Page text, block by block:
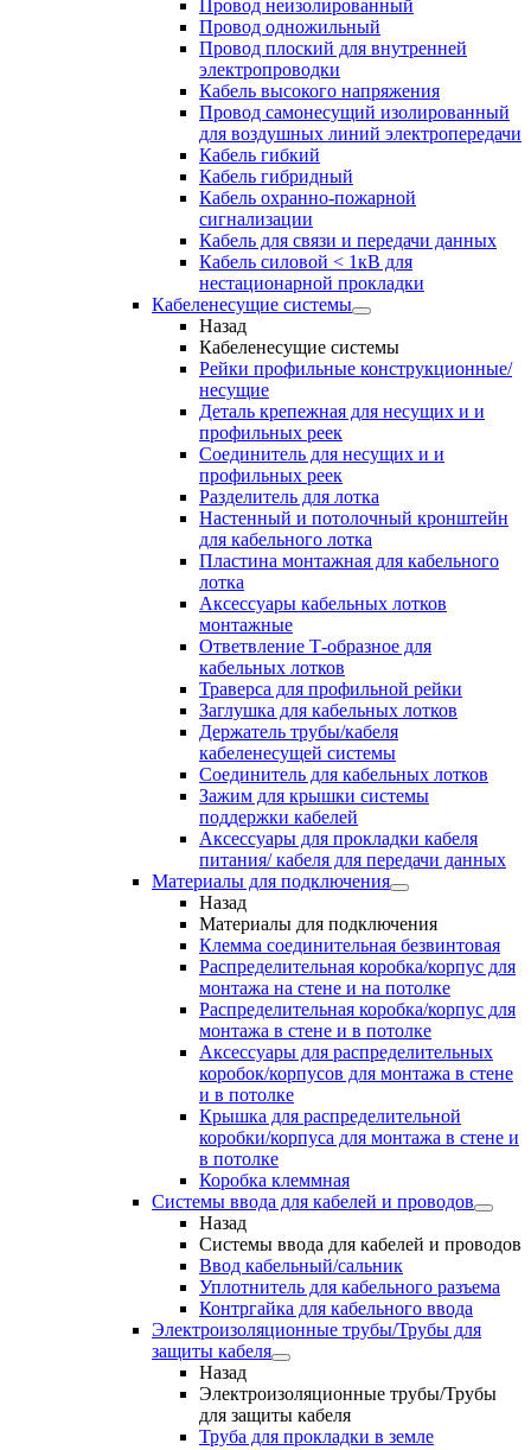
Провод неизолированный
Провод одножильный
Провод плоский для внутренней
электропроводки
Кабель высокого напряжения
Провод самонесущий изолированный
для воздушных линий электропередачи
Кабель гибкий
Кабель гибридный
Кабель охранно-пожарной
сигнализации
Кабель для связи и передачи данных
Кабель силовой < 1кВ для
нестационарной прокладки
Кабеленесущие системы
Назад
Кабеленесущие системы
Рейки профильные конструкционные/
несущие
Деталь крепежная для несущих и и
профильных реек
Соединитель для несущих и и
профильных реек
Разделитель для лотка
Настенный и потолочный кронштейн
для кабельного лотка
Пластина монтажная для кабельного
лотка
Аксессуары кабельных лотков
монтажные
Ответвление Т-образное для
кабельных лотков
Траверса для профильной рейки
Заглушка для кабельных лотков
Держатель трубы/кабеля
кабеленесущей системы
Соединитель для кабельных лотков
Зажим для крышки системы
поддержки кабелей
Аксессуары для прокладки кабеля
питания/ кабеля для передачи данных
Материалы для подключения
Назад
Материалы для подключения
Клемма соединительная безвинтовая
Распределительная коробка/корпус для
монтажа на стене и на потолке
Распределительная коробка/корпус для
монтажа в стене и в потолке
Аксессуары для распределительных
коробок/корпусов для монтажа в стене
и в потолке
Крышка для распределительной
коробки/корпуса для монтажа в стене и
в потолке
Коробка клеммная
Системы ввода для кабелей и проводов
Назад
Системы ввода для кабелей и проводов
Ввод кабельный/сальник
Уплотнитель для кабельного разъема
Контргайка для кабельного ввода
Электроизоляционные трубы/Трубы для
защиты кабеля
Назад
Электроизоляционные трубы/Трубы
для защиты кабеля
Труба для прокладки в земле